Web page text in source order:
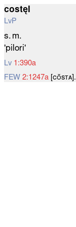
costęl
LvP
s. m.
'pilori'
Lv 1:390a
FEW 2:1247a [ᴄᴏ̆ѕᴛᴀ].